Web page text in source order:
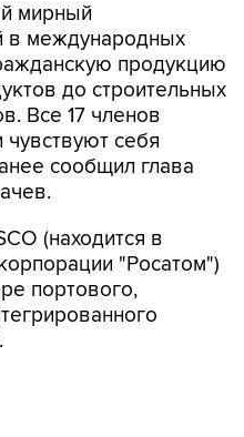
мирный
в международных
продукцию
до строительных
Все 17 членов
себя
сообщил глава
(находится в
"Росатом")
портового,